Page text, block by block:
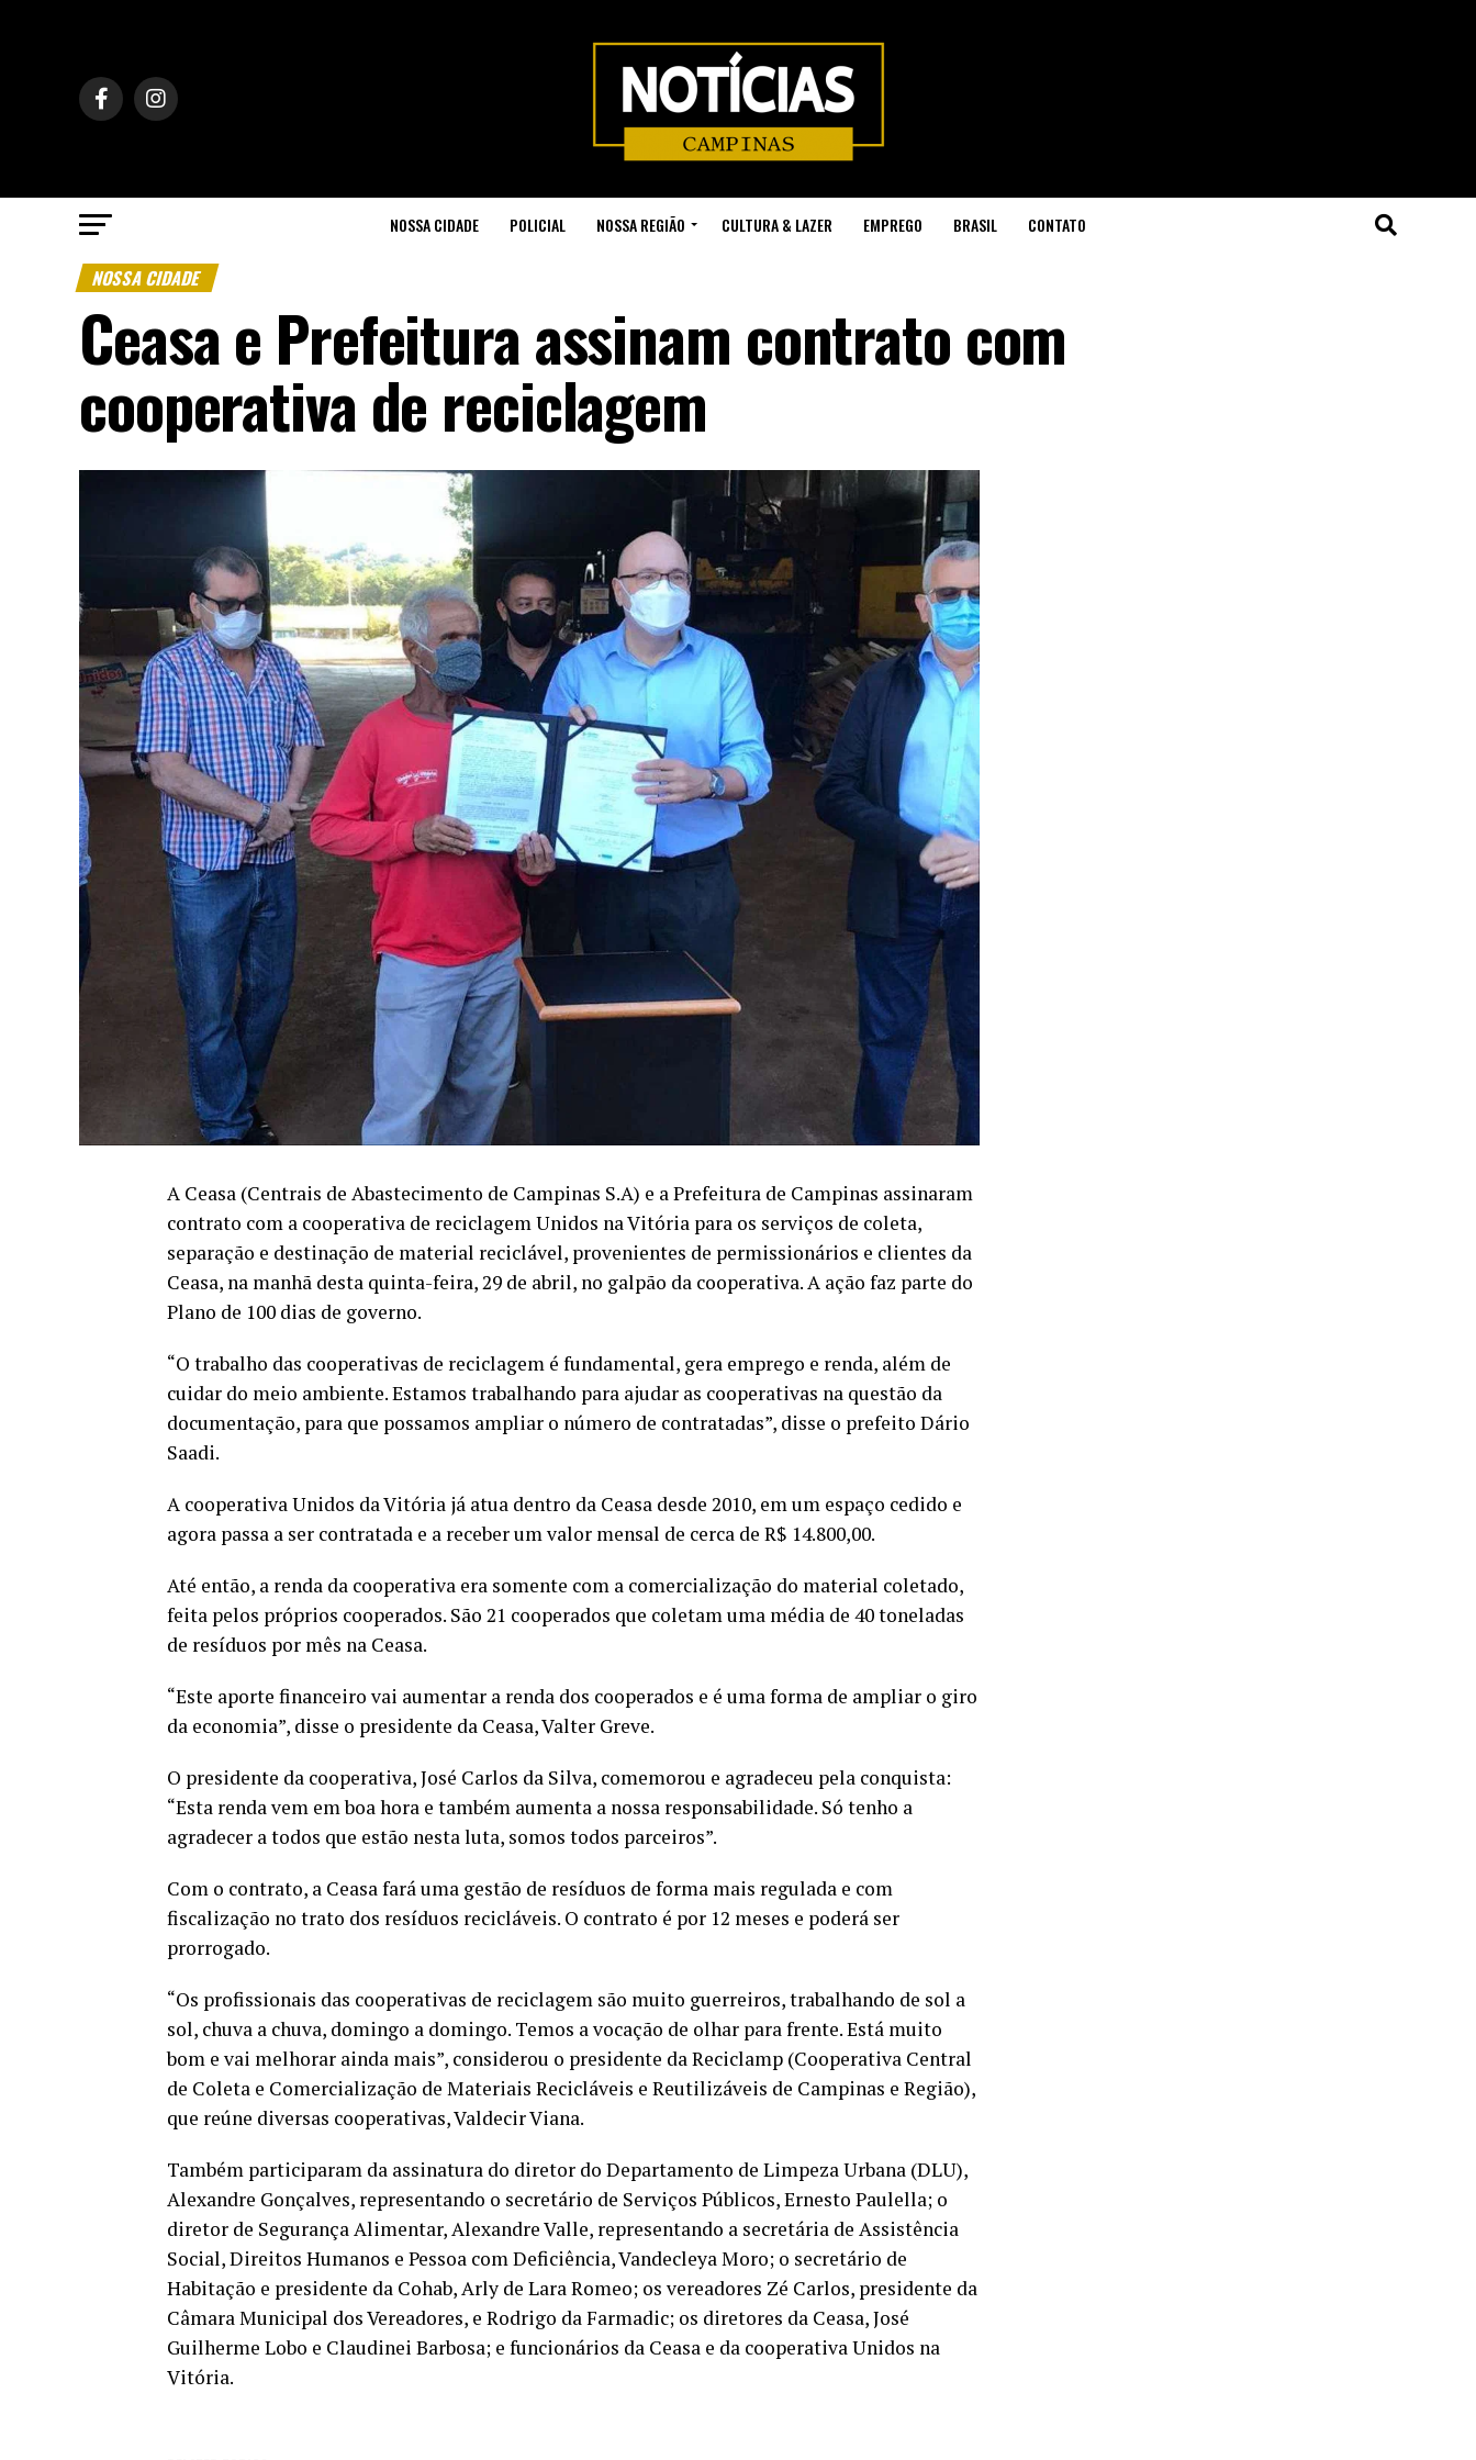
NOSSA CIDADE POLICIAL NOSSA REGIÃO CULTURA & LAZER EMPREGO BRASIL CONTATO
NOSSA CIDADE
Ceasa e Prefeitura assinam contrato com
cooperativa de reciclagem
A Ceasa (Centrais de Abastecimento de Campinas S.A) e a Prefeitura de Campinas assinaram
contrato com a cooperativa de reciclagem Unidos na Vitória para os serviços de coleta,
separação e destinação de material reciclável, provenientes de permissionários e clientes da
Ceasa, na manhã desta quinta-feira, 29 de abril, no galpão da cooperativa. A ação faz parte do
Plano de 100 dias de governo.
“O trabalho das cooperativas de reciclagem é fundamental, gera emprego e renda, além de
cuidar do meio ambiente. Estamos trabalhando para ajudar as cooperativas na questão da
documentação, para que possamos ampliar o número de contratadas”, disse o prefeito Dário
Saadi.
A cooperativa Unidos da Vitória já atua dentro da Ceasa desde 2010, em um espaço cedido e
agora passa a ser contratada e a receber um valor mensal de cerca de R$ 14.800,00.
Até então, a renda da cooperativa era somente com a comercialização do material coletado,
feita pelos próprios cooperados. São 21 cooperados que coletam uma média de 40 toneladas
de resíduos por mês na Ceasa.
“Este aporte financeiro vai aumentar a renda dos cooperados e é uma forma de ampliar o giro
da economia”, disse o presidente da Ceasa, Valter Greve.
O presidente da cooperativa, José Carlos da Silva, comemorou e agradeceu pela conquista:
“Esta renda vem em boa hora e também aumenta a nossa responsabilidade. Só tenho a
agradecer a todos que estão nesta luta, somos todos parceiros”.
Com o contrato, a Ceasa fará uma gestão de resíduos de forma mais regulada e com
fiscalização no trato dos resíduos recicláveis. O contrato é por 12 meses e poderá ser
prorrogado.
“Os profissionais das cooperativas de reciclagem são muito guerreiros, trabalhando de sol a
sol, chuva a chuva, domingo a domingo. Temos a vocação de olhar para frente. Está muito
bom e vai melhorar ainda mais”, considerou o presidente da Reciclamp (Cooperativa Central
de Coleta e Comercialização de Materiais Recicláveis e Reutilizáveis de Campinas e Região),
que reúne diversas cooperativas, Valdecir Viana.
Também participaram da assinatura do diretor do Departamento de Limpeza Urbana (DLU),
Alexandre Gonçalves, representando o secretário de Serviços Públicos, Ernesto Paulella; o
diretor de Segurança Alimentar, Alexandre Valle, representando a secretária de Assistência
Social, Direitos Humanos e Pessoa com Deficiência, Vandecleya Moro; o secretário de
Habitação e presidente da Cohab, Arly de Lara Romeo; os vereadores Zé Carlos, presidente da
Câmara Municipal dos Vereadores, e Rodrigo da Farmadic; os diretores da Ceasa, José
Guilherme Lobo e Claudinei Barbosa; e funcionários da Ceasa e da cooperativa Unidos na
Vitória.